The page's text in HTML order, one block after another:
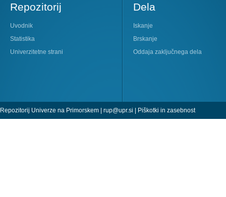
Repozitorij
Uvodnik
Statistika
Univerzitetne strani
Dela
Iskanje
Brskanje
Oddaja zaključnega dela
Repozitorij Univerze na Primorskem | rup@upr.si | Piškotki in zasebnost